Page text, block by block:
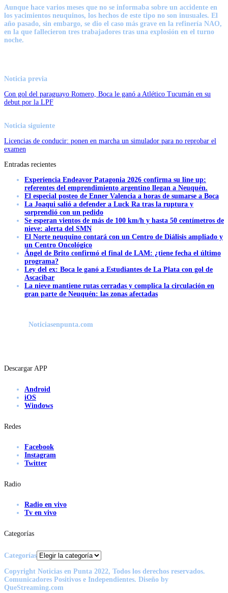
Aunque hace varios meses que no se informaba sobre un accidente en
los yacimientos neuquinos, los hechos de este tipo no son inusuales. El
año pasado, sin embargo, se dio el caso más grave en la refinería NAO,
en la que fallecieron tres trabajadores tras una explosión en el turno
noche.
Noticia previa
Con gol del paraguayo Romero, Boca le ganó a Atlético Tucumán en su
debut por la LPF
Noticia siguiente
Licencias de conducir: ponen en marcha un simulador para no reprobar el
examen
Entradas recientes
Experiencia Endeavor Patagonia 2026 confirma su line up:
referentes del emprendimiento argentino llegan a Neuquén.
El especial posteo de Enner Valencia a horas de sumarse a Boca
La Joaqui salió a defender a Luck Ra tras la ruptura y
sorprendió con un pedido
Se esperan vientos de más de 100 km/h y hasta 50 centímetros de
nieve: alerta del SMN
El Norte neuquino contará con un Centro de Diálisis ampliado y
un Centro Oncológico
Ángel de Brito confirmó el final de LAM: ¿tiene fecha el último
programa?
Ley del ex: Boca le ganó a Estudiantes de La Plata con gol de
Ascacibar
La nieve mantiene rutas cerradas y complica la circulación en
gran parte de Neuquén: las zonas afectadas
Noticiasenpunta.com
Descargar APP
Android
iOS
Windows
Redes
Facebook
Instagram
Twitter
Radio
Radio en vivo
Tv en vivo
Categorías
Categorías
Copyright Noticias en Punta 2022, Todos los derechos reservados.
Comunicadores Positivos e Independientes. Diseño by
QueStreaming.com